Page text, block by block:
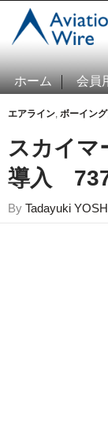
ホーム 会員
エアライン, ボーイング
スカイマ
導入
By Tadayuki